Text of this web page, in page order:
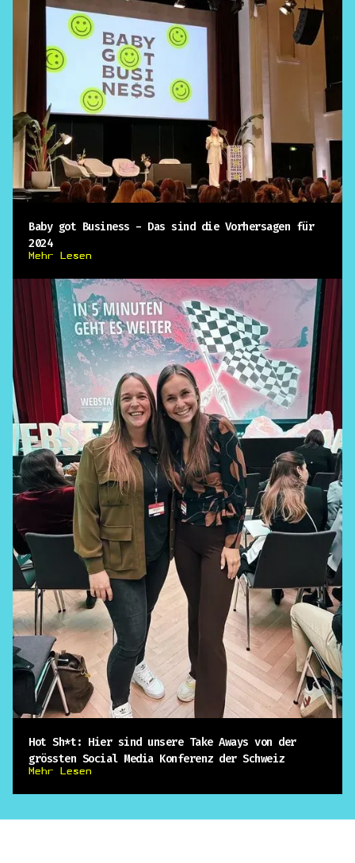
Baby got Business - Das sind die Vorhersagen für
2024
Mehr Lesen
Hot Sh*t: Hier sind unsere Take Aways von der
grössten Social Media Konferenz der Schweiz
Mehr Lesen